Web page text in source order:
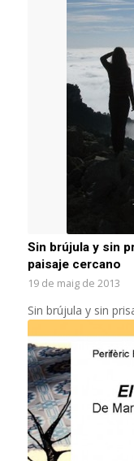
Sin brújula y sin
paisaje cercano
19 de maig de 2013
Sin brújula y sin